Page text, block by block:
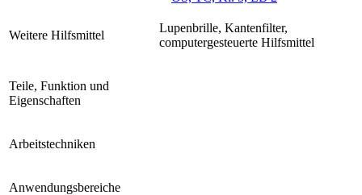
Weitere Hilfsmittel
Lupenbrille, Kantenfilter,
computergesteuerte Hilfsmittel
Teile, Funktion und
Eigenschaften
Arbeitstechniken
Anwendungsbereiche